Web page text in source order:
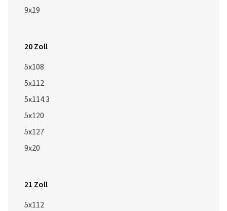
9x19
20 Zoll
5x108
5x112
5x114.3
5x120
5x127
9x20
21 Zoll
5x112